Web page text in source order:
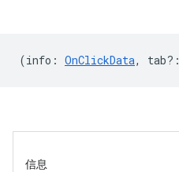
(info : OnClickData, tab? :
信息